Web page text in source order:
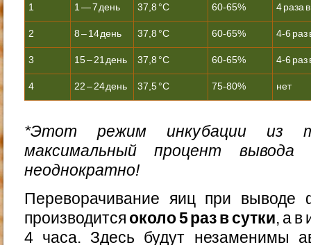
1 1 — 7 день 37,8 °С 60-65% 4 раза
2 8 – 14 день 37,8 °С 60-65% 4-6 раз
3 15 – 21 день 37,8 °С 60-65% 4-6 раз
4 22 – 24 день 37,5 °С 75-80% нет
*Этот режим инкубации из
максимальный процент вывода
неоднократно!
Переворачивание яиц при выводе
производится около 5 раз в сутки, а
4 часа. Здесь будут незаменимы